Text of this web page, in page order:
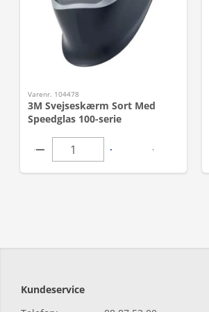
Varenr. 104478
3M Svejseskærm Sort Med
Speedglas 100-serie
Kundeservice